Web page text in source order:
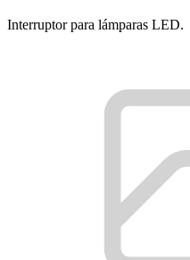
Interruptor para lámparas LED.